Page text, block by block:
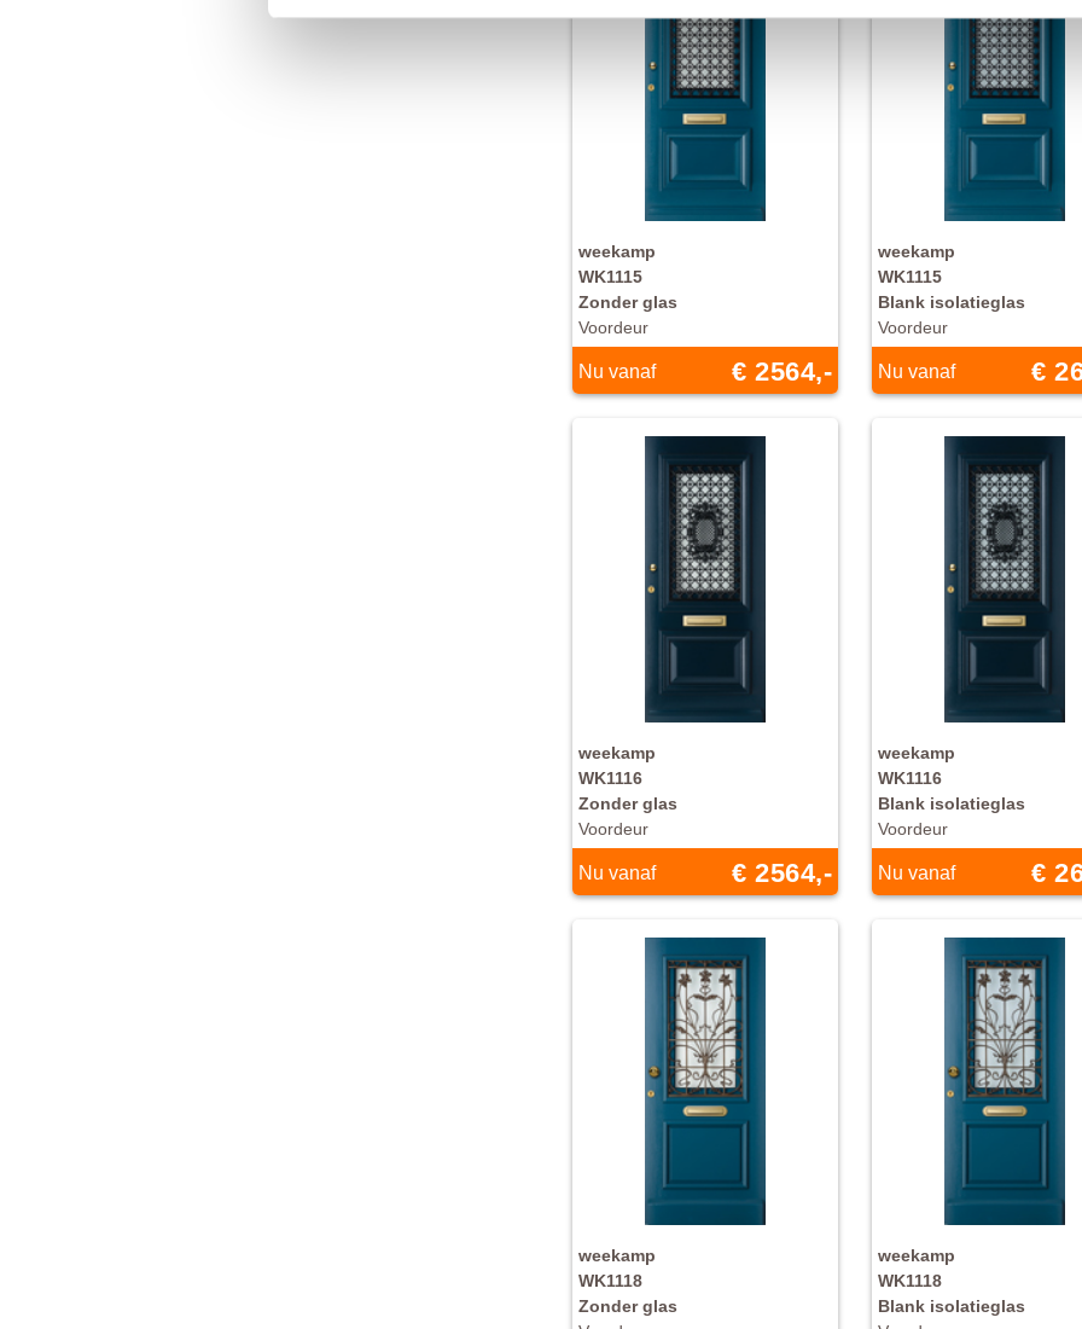
weekamp
WK1115
Zonder glas
Voordeur
Nu vanaf € 2564,-
weekamp
WK1115
Blank isolatieglas
Voordeur
Nu vanaf €
weekamp
WK1116
Zonder glas
Voordeur
Nu vanaf € 2564,-
weekamp
WK1116
Blank isolatieglas
Voordeur
Nu vanaf €
weekamp
WK1118
Zonder glas
weekamp
WK1118
Blank isolatieglas